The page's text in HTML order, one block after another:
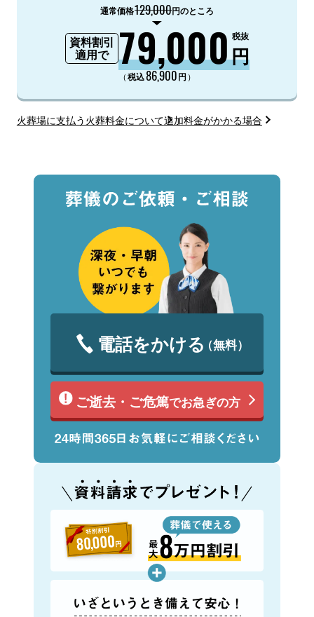
通常価格129,000円のところ
資料割引
適用で
79,000円
税抜
（税込86,900円 ）
火葬場に支払う火葬料金について追加料金がかかる場合
電話をかける（無料）
ご逝去・ご危篤でお急ぎの方